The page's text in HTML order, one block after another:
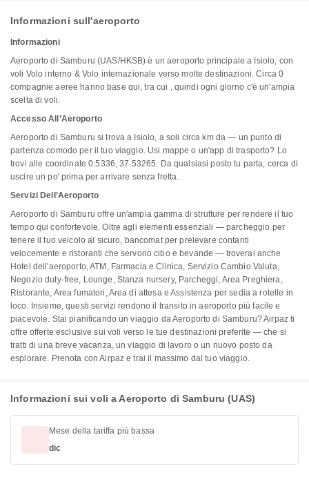
Informazioni sull'aeroporto
Informazioni
Aeroporto di Samburu (UAS/HKSB) è un aeroporto principale a Isiolo, con
voli Volo interno & Volo internazionale verso molte destinazioni. Circa 0
compagnie aeree hanno base qui, tra cui , quindi ogni giorno c'è un'ampia
scelta di voli.
Accesso All’Aeroporto
Aeroporto di Samburu si trova a Isiolo, a soli circa km da — un punto di
partenza comodo per il tuo viaggio. Usi mappe o un'app di trasporto? Lo
trovi alle coordinate 0.5336, 37.53265. Da qualsiasi posto tu parta, cerca di
uscire un po' prima per arrivare senza fretta.
Servizi Dell’Aeroporto
Aeroporto di Samburu offre un'ampia gamma di strutture per rendere il tuo
tempo qui confortevole. Oltre agli elementi essenziali — parcheggio per
tenere il tuo veicolo al sicuro, bancomat per prelevare contanti
velocemente e ristoranti che servono cibo e bevande — troverai anche
Hotel dell'aeroporto, ATM, Farmacia e Clinica, Servizio Cambio Valuta,
Negozio duty-free, Lounge, Stanza nursery, Parcheggi, Area Preghiera,
Ristorante, Area fumatori, Area di attesa e Assistenza per sedia a rotelle in
loco. Insieme, questi servizi rendono il transito in aeroporto più facile e
piacevole. Stai pianificando un viaggio da Aeroporto di Samburu? Airpaz ti
offre offerte esclusive sui voli verso le tue destinazioni preferite — che si
tratti di una breve vacanza, un viaggio di lavoro o un nuovo posto da
esplorare. Prenota con Airpaz e trai il massimo dal tuo viaggio.
Informazioni sui voli a Aeroporto di Samburu (UAS)
Mese della tariffa più bassa
dic